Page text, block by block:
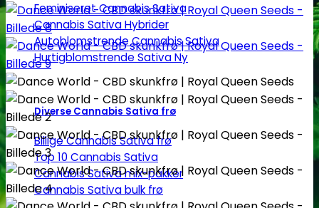
Feminiseret Cannabis Sativa
Cannabis Sativa Hybrider
Autoblomstrende Cannabis Sativa
Hurtigblomstrende Sativa
Diverse Cannabis Sativa frø
Billige Cannabis Sativa frø
Top 10 Cannabis Sativa
Cannabis Sativa mix-pakker
Cannabis Sativa bulk frø